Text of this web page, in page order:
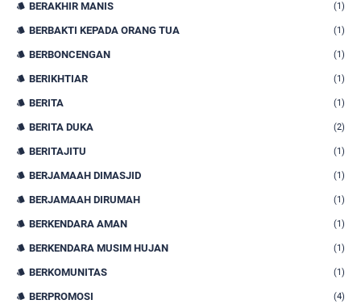
BERAKHIR MANIS (1)
BERBAKTI KEPADA ORANG TUA (1)
BERBONCENGAN (1)
BERIKHTIAR (1)
BERITA (1)
BERITA DUKA (2)
BERITAJITU (1)
BERJAMAAH DIMASJID (1)
BERJAMAAH DIRUMAH (1)
BERKENDARA AMAN (1)
BERKENDARA MUSIM HUJAN (1)
BERKOMUNITAS (1)
BERPROMOSI (4)